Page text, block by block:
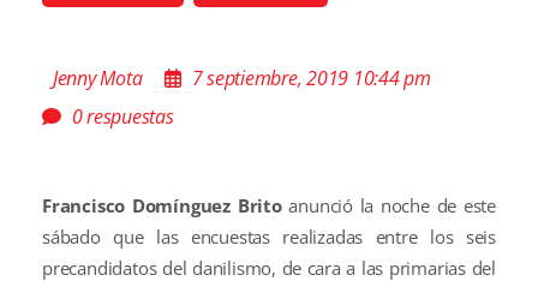
Jenny Mota
7 septiembre, 2019 10:44 pm
0 respuestas
Francisco Domínguez Britoanunció la noche de este
sábado que las encuestas realizadas entre los seis
precandidatos del danilismo, de cara a las primarias del